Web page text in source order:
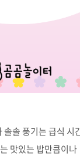
솔솔 풍기는 급식 시
맛있는 밥만큼이나